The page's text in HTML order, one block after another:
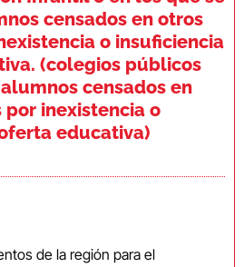
censados en otros
o insuficiencia
(colegios públicos
censados en
inexistencia o
educativa)
de la región para el